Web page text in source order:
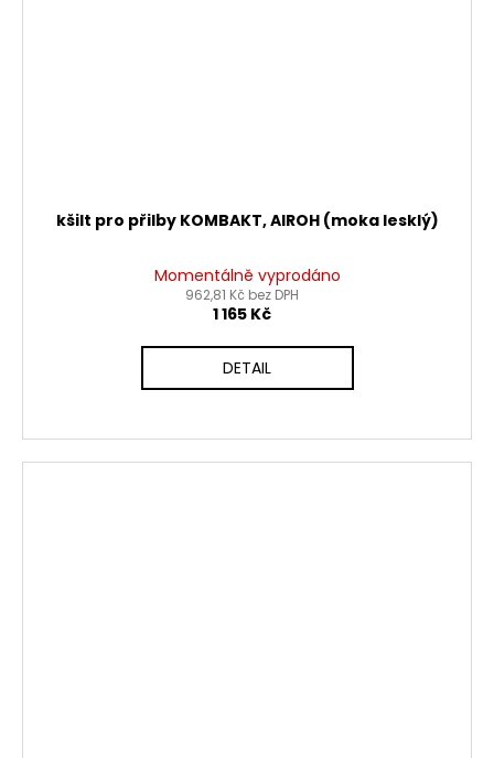
kšilt pro přilby KOMBAKT, AIROH (moka lesklý)
Momentálně vyprodáno
962,81 Kč bez DPH
1 165 Kč
DETAIL